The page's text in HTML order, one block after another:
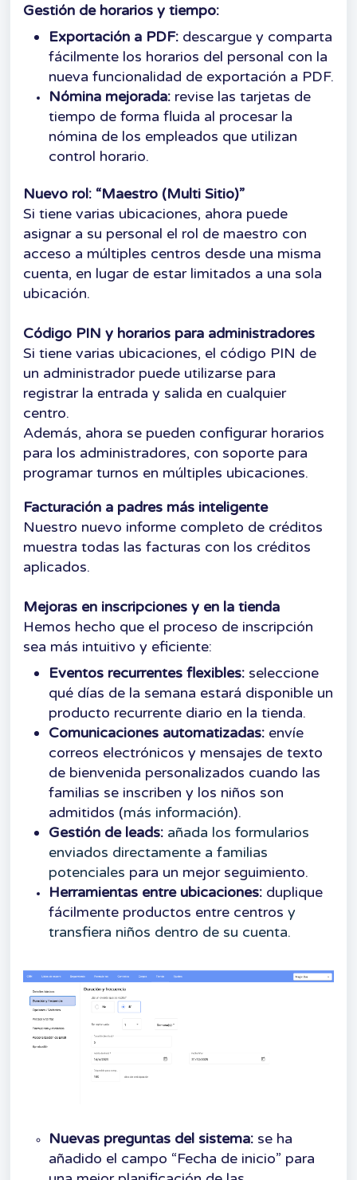
Gestión de horarios y tiempo:
Exportación a PDF: descargue y comparta
fácilmente los horarios del personal con la
nueva funcionalidad de exportación a PDF.
Nómina mejorada: revise las tarjetas de
tiempo de forma fluida al procesar la
nómina de los empleados que utilizan
control horario.
Nuevo rol: “Maestro (Multi Sitio)”
Si tiene varias ubicaciones, ahora puede
asignar a su personal el rol de maestro con
acceso a múltiples centros desde una misma
cuenta, en lugar de estar limitados a una sola
ubicación.
Código PIN y horarios para administradores
Si tiene varias ubicaciones, el código PIN de
un administrador puede utilizarse para
registrar la entrada y salida en cualquier
centro.
Además, ahora se pueden configurar horarios
para los administradores, con soporte para
programar turnos en múltiples ubicaciones.
Facturación a padres más inteligente
Nuestro nuevo informe completo de créditos
muestra todas las facturas con los créditos
aplicados.
Mejoras en inscripciones y en la tienda
Hemos hecho que el proceso de inscripción
sea más intuitivo y eficiente:
Eventos recurrentes flexibles: seleccione
qué días de la semana estará disponible un
producto recurrente diario en la tienda.
Comunicaciones automatizadas: envíe
correos electrónicos y mensajes de texto
de bienvenida personalizados cuando las
familias se inscriben y los niños son
admitidos (más información).
Gestión de leads: añada los formularios
enviados directamente a familias
potenciales para un mejor seguimiento.
Herramientas entre ubicaciones: duplique
fácilmente productos entre centros y
transfiera niños dentro de su cuenta.
Nuevas preguntas del sistema: se ha
añadido el campo “Fecha de inicio” para